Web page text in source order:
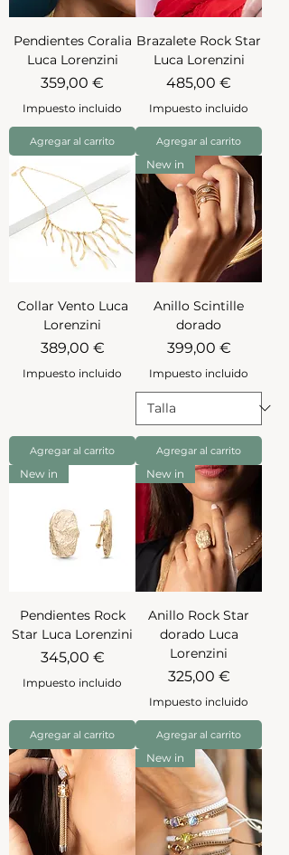
Pendientes Coralia
Luca Lorenzini
Precio
359,00 €
Impuesto incluido
Agregar al carrito
Brazalete Rock Star
Luca Lorenzini
Precio
485,00 €
Impuesto incluido
Agregar al carrito
Collar Vento Luca
Lorenzini
Precio
389,00 €
Impuesto incluido
Agregar al carrito
New in
Anillo Scintille
dorado
Precio
399,00 €
Impuesto incluido
Agregar al carrito
New in
Pendientes Rock
Star Luca Lorenzini
Precio
345,00 €
Impuesto incluido
Agregar al carrito
New in
Anillo Rock Star
dorado Luca
Lorenzini
Precio
325,00 €
Impuesto incluido
Agregar al carrito
New in